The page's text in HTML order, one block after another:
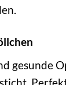
gesunde